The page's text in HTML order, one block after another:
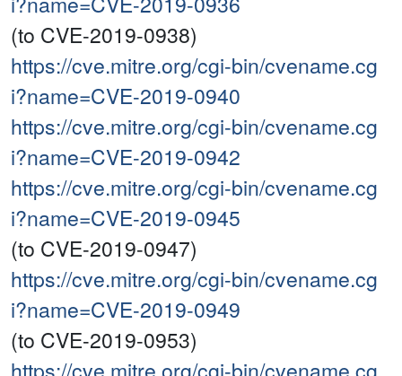
(to CVE-2019-0938)
https://cve.mitre.org/cgi-bin/cvename.cg
i?name=CVE-2019-0940
https://cve.mitre.org/cgi-bin/cvename.cg
i?name=CVE-2019-0942
https://cve.mitre.org/cgi-bin/cvename.cg
i?name=CVE-2019-0945
(to CVE-2019-0947)
https://cve.mitre.org/cgi-bin/cvename.cg
i?name=CVE-2019-0949
(to CVE-2019-0953)